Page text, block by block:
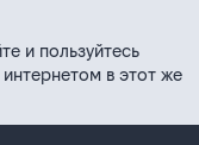
и пользуйтесь
в этот же